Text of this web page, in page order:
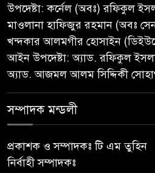
লুটের
বাবুগঞ্জে
সুজন
মৎস্য ও
প্রশাসন
উপদেষ্টা: কর্নেল (অবঃ) রফিকুল
মাওলানা হাফিজুর রহমান (অবঃ
খন্দকার আলমগীর হোসাইন
আইন উপদেষ্টা: অ্যাড. রফিকুল
অ্যাড. আজমল আলম সিদ্দিকী
সম্পাদক মন্ডলী
প্রকাশক ও সম্পাদকঃ টি এম তুহিন
নির্বাহী সম্পাদকঃ